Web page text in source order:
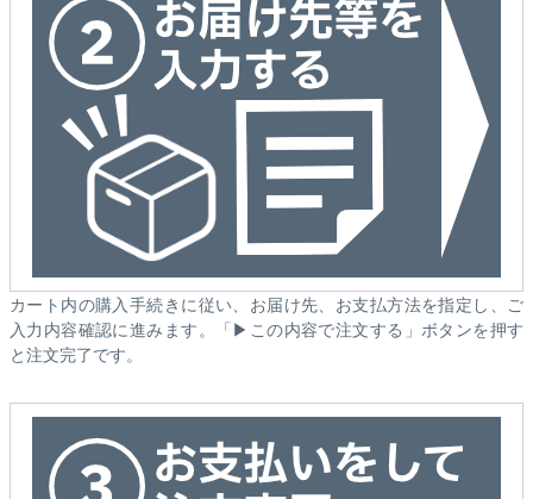
カート内の購入手続きに従い、お届け先、お支払方法を指定し、ご
入力内容確認に進みます。「▶この内容で注文する」ボタンを押す
と注文完了です。